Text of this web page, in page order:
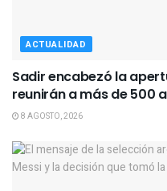
ACTUALIDAD
Sadir encabezó la
reunirán a más de 500
8 AGOSTO, 2026